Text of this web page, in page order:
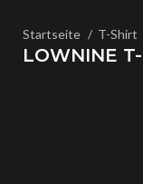
Startseite T-Shirt
LOWNINE